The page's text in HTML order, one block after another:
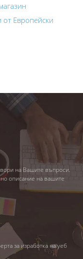
Европейски
на Вашите въпроси.
описание на вашите
за изработка на уеб